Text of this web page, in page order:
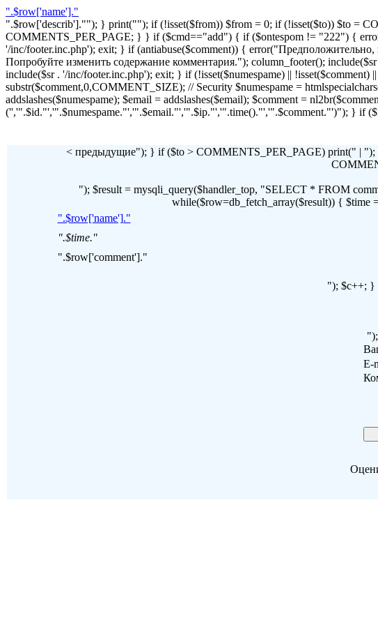
".$row['name']."
".$row['describ'].""); } print(""); if (!isset($from)) $from = 0; if (!isset($to)) $to =
COMMENTS_PER_PAGE; } } if ($cmd=="add") { if ($ontespom != "222") {
'/inc/footer.inc.php'); exit; } if (antiabuse($comment)) {
Попробуйте изменить содержание комментария."); column_footer();
include($sr . '/inc/footer.inc.php'); exit; } if (!isset($numespame) ||
substr($comment,0,COMMENT_SIZE); // Security $numespame =
addslashes($numespame); $email = addslashes($email); $comment =
('','".$id."','".$numespame."','".$email."','".$ip."','".time()."','".$comment."')"); } if
< предыдущие"); } if ($to > COMMENTS_PER_PAGE) print(" |
"); $result = mysqli_query($handler_top, "SELECT * FROM
while($row=db_fetch_array($result)) {
".$row['name']."
".$time."
".$row['comment']."
"); $c++; }
E-